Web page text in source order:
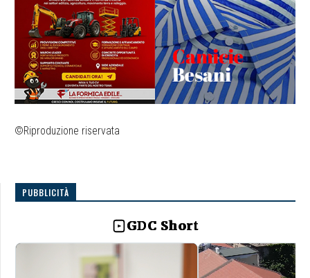
©Riproduzione riservata
PUBBLICITÀ
GDC Short